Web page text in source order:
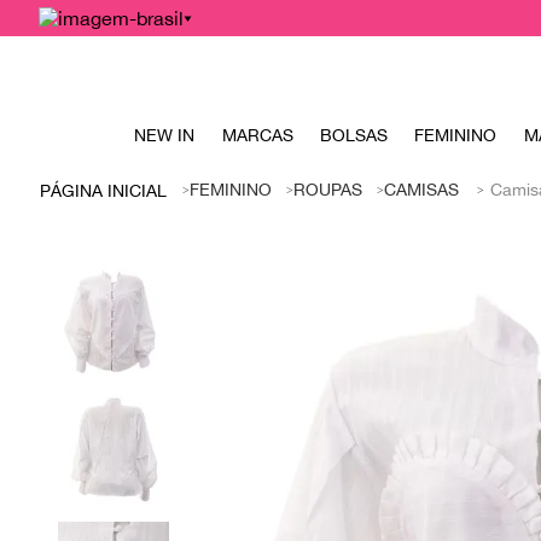
NEW IN MARCAS BOLSAS FEMININO
FEMININO ROUPAS CAMISAS